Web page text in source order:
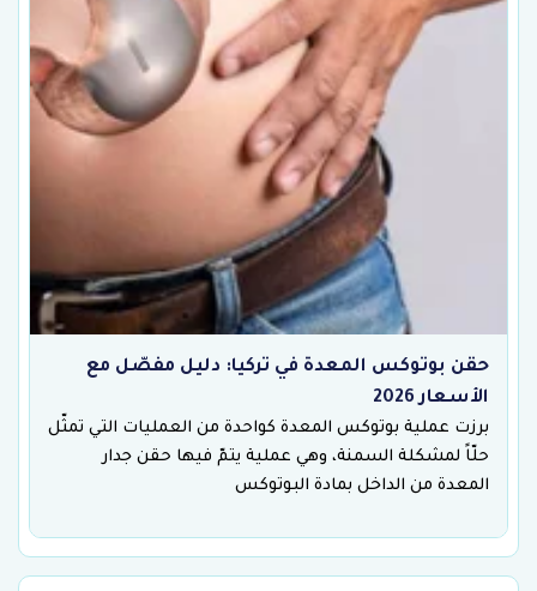
حقن بوتوكس المعدة في تركيا: دليل مفصّل مع
الأسعار 2026
برزت عملية بوتوكس المعدة كواحدة من العمليات التي تمثّل
حلّاً لمشكلة السمنة، وهي عملية يتمّ فيها حقن جدار
المعدة من الداخل بمادة البوتوكس